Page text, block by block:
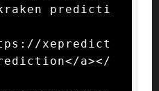
predicti
xepredict
a></